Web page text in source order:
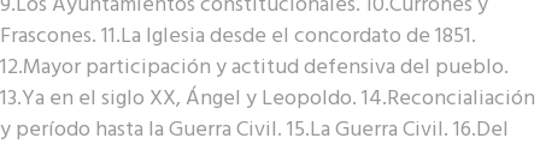
Frascones. 11.La Iglesia desde el concordato de 1851.
12.Mayor participación y actitud defensiva del pueblo.
13.Ya en el siglo XX, Ángel y Leopoldo. 14.Reconcialiación
y período hasta la Guerra Civil. 15.La Guerra Civil. 16.Del